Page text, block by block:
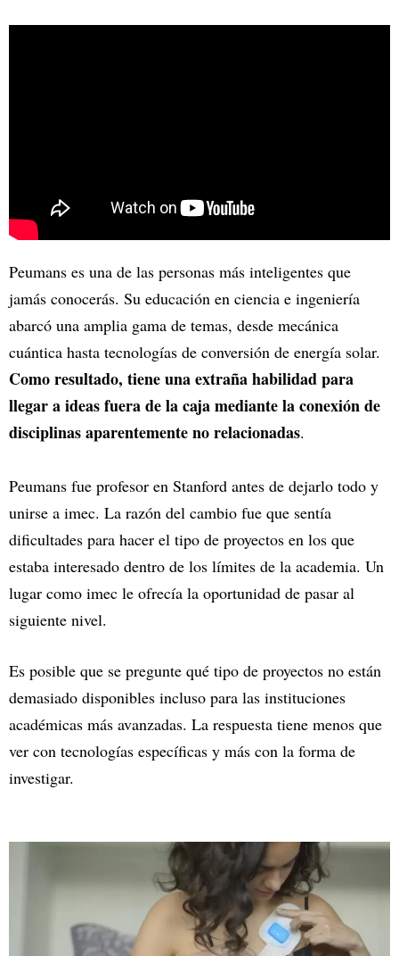
Peumans es una de las personas más inteligentes que
jamás conocerás. Su educación en ciencia e ingeniería
abarcó una amplia gama de temas, desde mecánica
cuántica hasta tecnologías de conversión de energía solar.
Como resultado, tiene una extraña habilidad para
llegar a ideas fuera de la caja mediante la conexión de
disciplinas aparentemente no relacionadas.
Peumans fue profesor en Stanford antes de dejarlo todo y
unirse a imec. La razón del cambio fue que sentía
dificultades para hacer el tipo de proyectos en los que
estaba interesado dentro de los límites de la academia. Un
lugar como imec le ofrecía la oportunidad de pasar al
siguiente nivel.
Es posible que se pregunte qué tipo de proyectos no están
demasiado disponibles incluso para las instituciones
académicas más avanzadas. La respuesta tiene menos que
ver con tecnologías específicas y más con la forma de
investigar.